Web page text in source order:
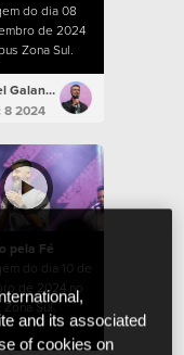
do dia 08
de 2024
Zona Sul.
Raphael Galante
8 2024
pela Fé
do dia 10 de
de 2024 no
Zona Sul.
and its associated
of cookies on